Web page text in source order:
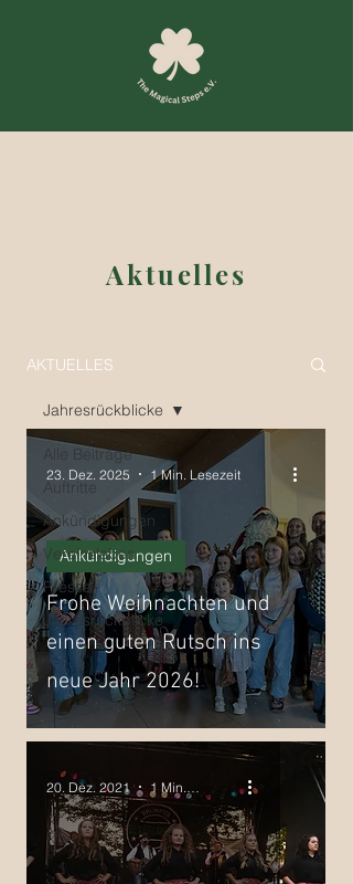
Aktuelles
AKTUELLES
Alle Beiträge
Auftritte
Ankündigungen
Vereinsleben
Presse
Jahresrückblicke
Jahresrückblicke
Frohe Weihnachten und
einen guten Rutsch ins
neue Jahr 2026!
Ankündigungen
23. Dez. 2025 1 Min. Lesezeit
20. Dez. 2021